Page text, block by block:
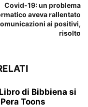
Covid-19: un problema
aveva rallentato
ai positivi,
risolto
di Bibbiena si
Toons